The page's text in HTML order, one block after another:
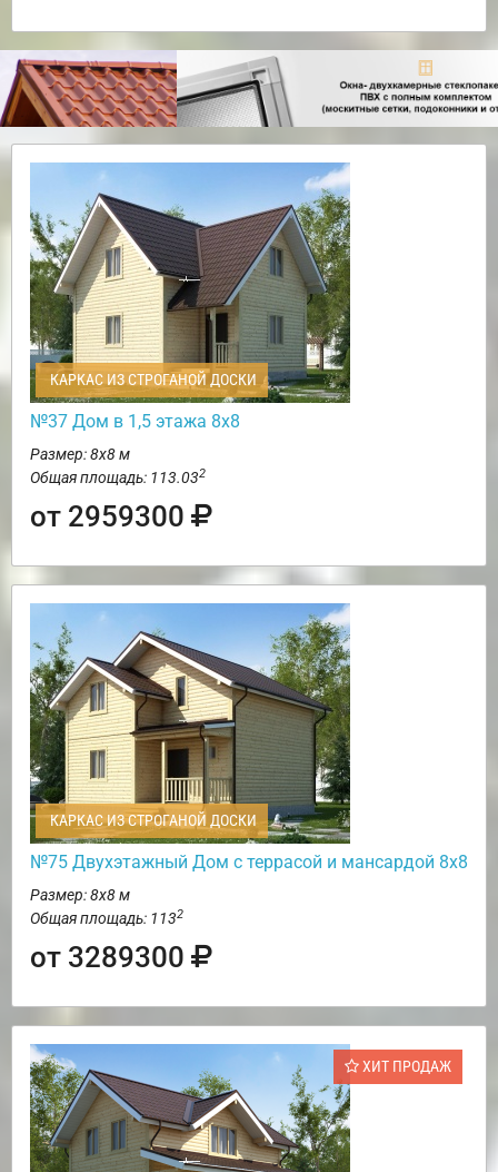
КАРКАС ИЗ СТРОГАНОЙ ДОСКИ
№37 Дом в 1,5 этажа 8х8
Размер: 8х8 м
Общая площадь: 113.032
от 2959300
КАРКАС ИЗ СТРОГАНОЙ ДОСКИ
№75 Двухэтажный Дом с террасой и мансардой 8х8
Размер: 8х8 м
Общая площадь: 1132
от 3289300
ХИТ ПРОДАЖ